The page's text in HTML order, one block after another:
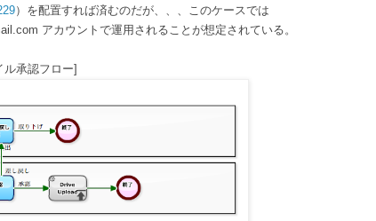
）を配置すれば済むのだが、、、このケースでは
アカウントで運用されることが想定されている。
ル承認フロー]